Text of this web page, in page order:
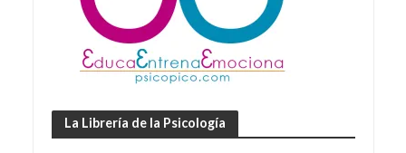
La Librería de la Psicología